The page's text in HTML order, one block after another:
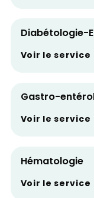
Diabétologie-
Voir le service
Gastro-
Voir le service
Hématologie
Voir le service